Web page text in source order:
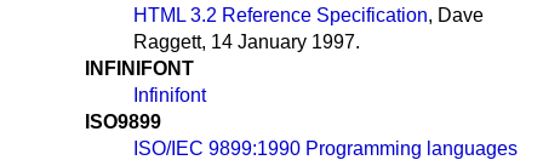
HTML 3.2 Reference Specification, Dave
Raggett, 14 January 1997.
INFINIFONT
Infinifont
ISO9899
ISO/IEC 9899:1990 Programming languages